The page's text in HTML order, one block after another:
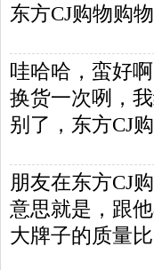
东方CJ购物购
哇哈哈，蛮好
换货一次咧，
别了，东方CJ
朋友在东方CJ
意思就是，跟
大牌子的质量比